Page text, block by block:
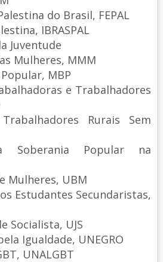
do Brasil, FEPAL
IBRASPAL
Juventude
Mulheres, MMM
MBP
e Trabalhadores
Rurais Sem
Soberania Popular na
Mulheres, UBM
Estudantes Secundaristas,
Socialista, UJS
Igualdade, UNEGRO
UNALGBT